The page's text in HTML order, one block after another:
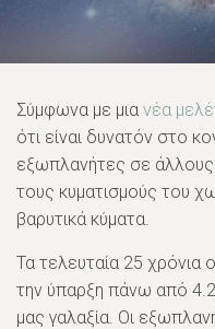
Σύμφωνα με μιανέα
ότι είναι δυνατόν στο
εξωπλανήτες σε άλλους
τους κυματισμούς του
βαρυτικά κύματα.
Τα τελευταία 25 χρόνια
την ύπαρξη πάνω από
μας γαλαξία. Οι